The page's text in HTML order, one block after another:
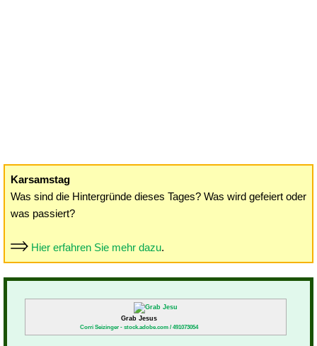
Karsamstag
Was sind die Hintergründe dieses Tages? Was wird gefeiert oder
was passiert?
Hier erfahren Sie mehr dazu.
Grab Jesus
Corri Seizinger - stock.adobe.com / 491073054